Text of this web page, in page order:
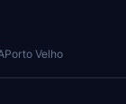
Porto Velho